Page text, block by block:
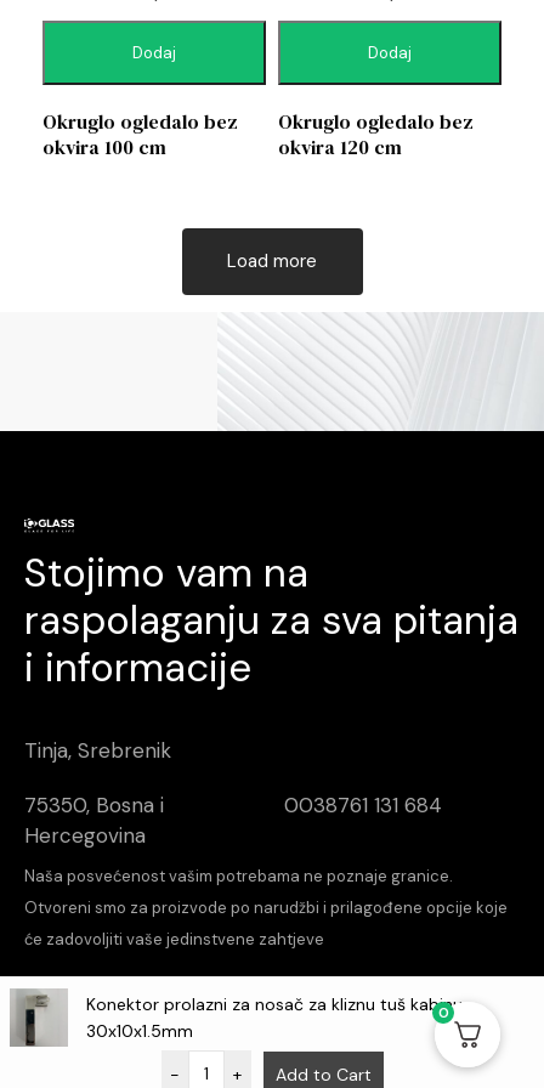
Dodaj
Okruglo ogledalo bez
okvira 100 cm
Dodaj
Okruglo ogledalo bez
okvira 120 cm
Load more
Stojimo vam na
raspolaganju za sva pitanja
i informacije
Tinja, Srebrenik
75350, Bosna i
Hercegovina
0038761 131 684
Naša posvećenost vašim potrebama ne poznaje granice.
Otvoreni smo za proizvode po narudžbi i prilagođene opcije koje
će zadovoljiti vaše jedinstvene zahtjeve
increalabs
O nama Aktuelnosti
Konektor prolazni za nosač za kliznu tuš kabinu
30x10x1.5mm
-
+ Add to Cart
0